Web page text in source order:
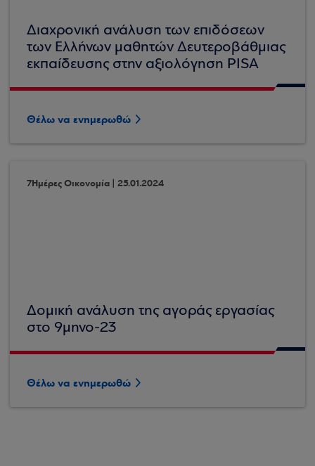
Διαχρονική ανάλυση των επιδόσεων
των Ελλήνων μαθητών Δευτεροβάθμιας
εκπαίδευσης στην αξιολόγηση PISA
Θέλω να ενημερωθώ
7Ημέρες Οικονομία | 25.01.2024
Δομική ανάλυση της αγοράς εργασίας
στο 9μηνο-23
Θέλω να ενημερωθώ